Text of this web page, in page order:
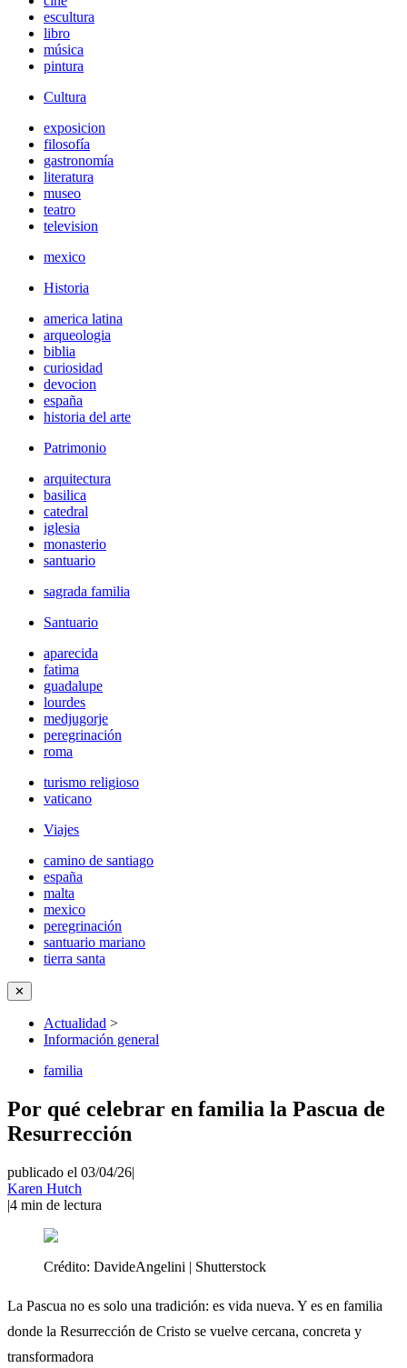
escultura
libro
música
pintura
Cultura
exposicion
filosofía
gastronomía
literatura
museo
teatro
television
mexico
Historia
america latina
arqueologia
biblia
curiosidad
devocion
españa
historia del arte
Patrimonio
arquitectura
basilica
catedral
iglesia
monasterio
santuario
sagrada familia
Santuario
aparecida
fatima
guadalupe
lourdes
medjugorje
peregrinación
roma
turismo religioso
vaticano
Viajes
camino de santiago
españa
malta
mexico
peregrinación
santuario mariano
tierra santa
✕
Actualidad >
Información general
familia
Por qué celebrar en familia la Pascua de
Resurrección
publicado el 03/04/26|
Karen Hutch
|4 min de lectura
Crédito: DavideAngelini | Shutterstock
La Pascua no es solo una tradición: es vida nueva. Y es en familia
donde la Resurrección de Cristo se vuelve cercana, concreta y
transformadora